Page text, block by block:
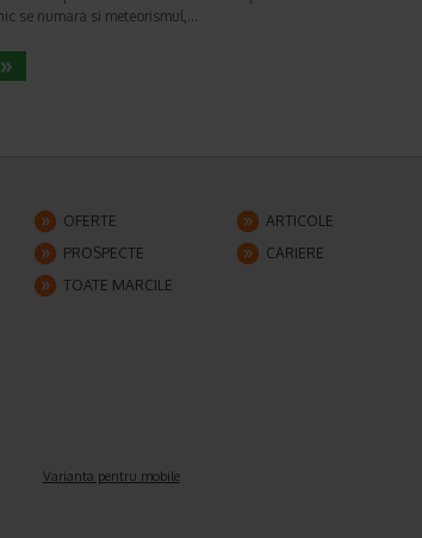
se numara si meteorismul,…
OFERTE
ARTICOLE
PROSPECTE
CARIERE
TOATE MARCILE
Varianta pentru mobile